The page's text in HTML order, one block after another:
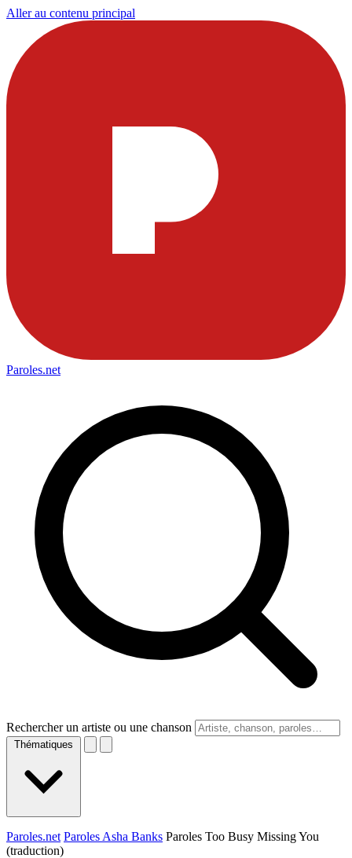
Aller au contenu principal
Paroles.net
Rechercher un artiste ou une chanson
Thématiques
Paroles.net Paroles Asha Banks Paroles Too Busy Missing You
(traduction)